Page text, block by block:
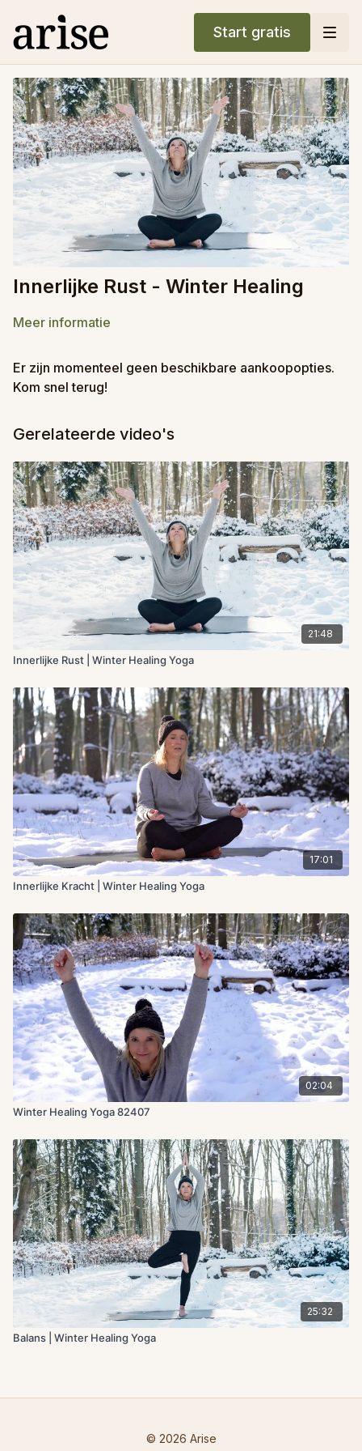
Start gratis
Innerlijke Rust - Winter Healing
Meer informatie
Er zijn momenteel geen beschikbare aankoopopties.
Kom snel terug!
Gerelateerde video's
21:48
Innerlijke Rust | Winter Healing Yoga
17:01
Innerlijke Kracht | Winter Healing Yoga
02:04
Winter Healing Yoga 82407
25:32
Balans | Winter Healing Yoga
© 2026 Arise